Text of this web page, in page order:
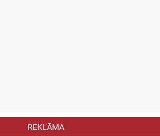
REKLĀMA